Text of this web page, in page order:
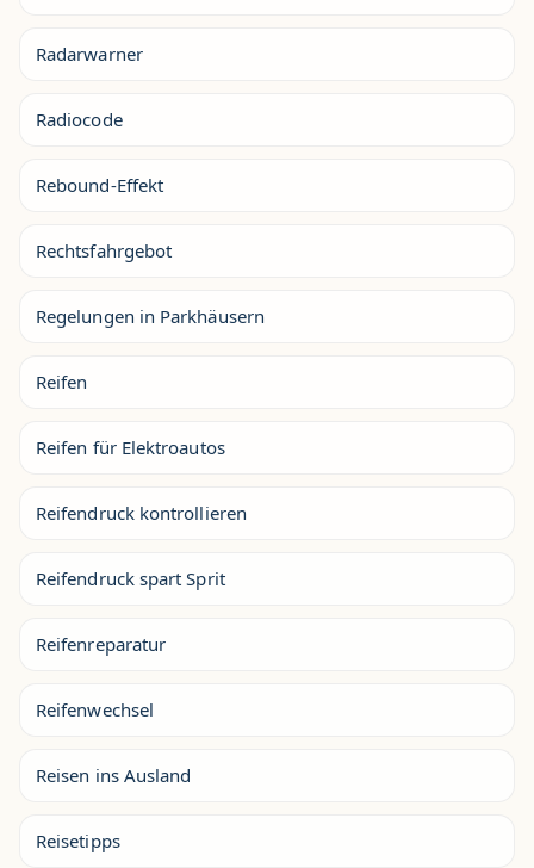
Radarwarner
Radiocode
Rebound-Effekt
Rechtsfahrgebot
Regelungen in Parkhäusern
Reifen
Reifen für Elektroautos
Reifendruck kontrollieren
Reifendruck spart Sprit
Reifenreparatur
Reifenwechsel
Reisen ins Ausland
Reisetipps